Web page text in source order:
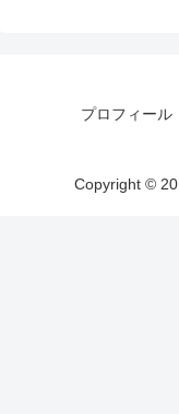
プロフィール
Copyright ©